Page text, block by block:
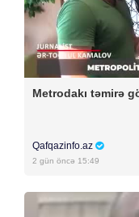
Metrodakı təmirə
Qafqazinfo.az
2 gün öncə 15:49